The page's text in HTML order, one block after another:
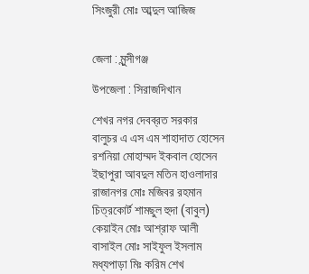
সিংজুরী মোঃ আব্দুল আজিজ
জেলা : মুন্সীগঞ্জ
উপজেলা : সিরাজদিখান
শেখর নগর দেবব্রত সরকার
বালুচর এ এস এম শাহাদাত হোসেন
রশনিয়া মোহাম্মদ ইকবাল হোসেন
ইছাপুরা আবদুল মতিন হাওলাদার
রাজানগর মোঃ মজিবর রহমান
চিত্রকোর্ট শামছুল হুদা (বাবুল)
কেয়াইন মোঃ আশ্রাফ আলী
বাসাইল মোঃ সাইফুল ইসলাম
মধ্যপাড়া মিঃ করিম শেখ